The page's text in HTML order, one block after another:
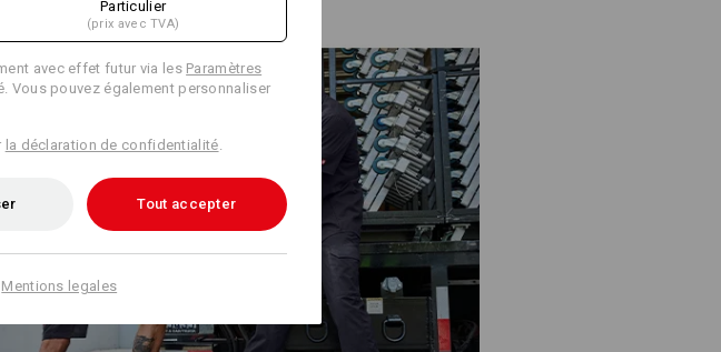
Particulier
(prix avec TVA)
avec effet futur via les Paramètres
Vous pouvez également personnaliser
la déclaration de confidentialité
Tout accepter
Mentions legales